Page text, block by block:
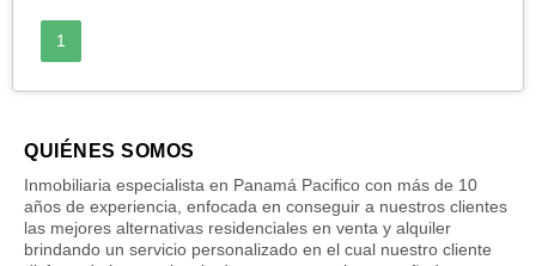
1
QUIÉNES SOMOS
Inmobiliaria especialista en Panamá Pacifico con más de 10
años de experiencia, enfocada en conseguir a nuestros clientes
las mejores alternativas residenciales en venta y alquiler
brindando un servicio personalizado en el cual nuestro cliente